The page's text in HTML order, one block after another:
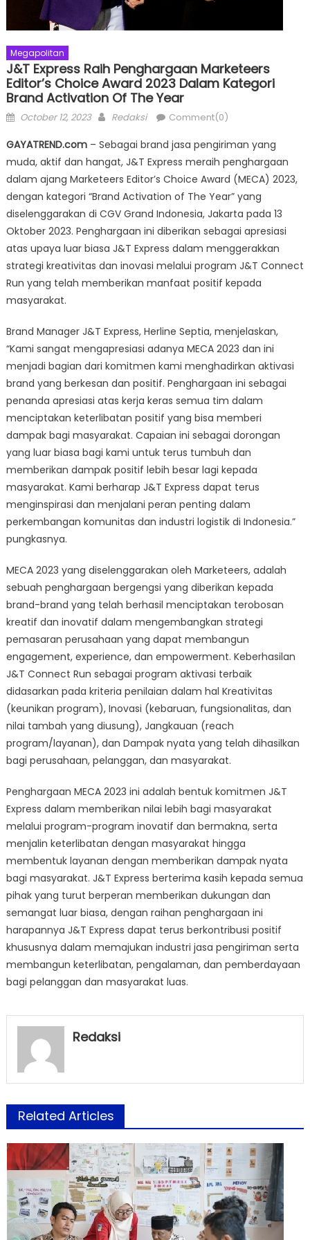
Megapolitan
J&T Express Raih Penghargaan Marketeers
Editor’s Choice Award 2023 Dalam Kategori
Brand Activation Of The Year
Posted
October 12, 2023 Author
Redaksi Comment(0)
GAYATREND.com– Sebagai brand jasa pengiriman yang
muda, aktif dan hangat, J&T Express meraih penghargaan
dalam ajang Marketeers Editor’s Choice Award (MECA) 2023,
dengan kategori “Brand Activation of The Year” yang
diselenggarakan di CGV Grand Indonesia, Jakarta pada 13
Oktober 2023. Penghargaan ini diberikan sebagai apresiasi
atas upaya luar biasa J&T Express dalam menggerakkan
strategi kreativitas dan inovasi melalui program J&T Connect
Run yang telah memberikan manfaat positif kepada
masyarakat.
Brand Manager J&T Express, Herline Septia, menjelaskan,
“Kami sangat mengapresiasi adanya MECA 2023 dan ini
menjadi bagian dari komitmen kami menghadirkan aktivasi
brand yang berkesan dan positif. Penghargaan ini sebagai
penanda apresiasi atas kerja keras semua tim dalam
menciptakan keterlibatan positif yang bisa memberi
dampak bagi masyarakat. Capaian ini sebagai dorongan
yang luar biasa bagi kami untuk terus tumbuh dan
memberikan dampak positif lebih besar lagi kepada
masyarakat. Kami berharap J&T Express dapat terus
menginspirasi dan menjalani peran penting dalam
perkembangan komunitas dan industri logistik di Indonesia.”
pungkasnya.
MECA 2023 yang diselenggarakan oleh Marketeers, adalah
sebuah penghargaan bergengsi yang diberikan kepada
brand-brand yang telah berhasil menciptakan terobosan
kreatif dan inovatif dalam mengembangkan strategi
pemasaran perusahaan yang dapat membangun
engagement, experience, dan empowerment. Keberhasilan
J&T Connect Run sebagai program aktivasi terbaik
didasarkan pada kriteria penilaian dalam hal Kreativitas
(keunikan program), Inovasi (kebaruan, fungsionalitas, dan
nilai tambah yang diusung), Jangkauan (reach
program/layanan), dan Dampak nyata yang telah dihasilkan
bagi perusahaan, pelanggan, dan masyarakat.
Penghargaan MECA 2023 ini adalah bentuk komitmen J&T
Express dalam memberikan nilai lebih bagi masyarakat
melalui program-program inovatif dan bermakna, serta
menjalin keterlibatan dengan masyarakat hingga
membentuk layanan dengan memberikan dampak nyata
bagi masyarakat. J&T Express berterima kasih kepada semua
pihak yang turut berperan memberikan dukungan dan
semangat luar biasa, dengan raihan penghargaan ini
harapannya J&T Express dapat terus berkontribusi positif
khususnya dalam memajukan industri jasa pengiriman serta
membangun keterlibatan, pengalaman, dan pemberdayaan
bagi pelanggan dan masyarakat luas.
Redaksi
Related Articles